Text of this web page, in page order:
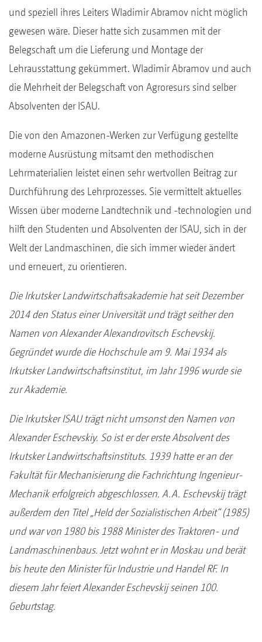
und speziell ihres Leiters Wladimir Abramov nicht möglich
gewesen wäre. Dieser hatte sich zusammen mit der
Belegschaft um die Lieferung und Montage der
Lehrausstattung gekümmert. Wladimir Abramov und auch
die Mehrheit der Belegschaft von Agroresurs sind selber
Absolventen der ISAU.
Die von den Amazonen-Werken zur Verfügung gestellte
moderne Ausrüstung mitsamt den methodischen
Lehrmaterialien leistet einen sehr wertvollen Beitrag zur
Durchführung des Lehrprozesses. Sie vermittelt aktuelles
Wissen über moderne Landtechnik und -technologien und
hilft den Studenten und Absolventen der ISAU, sich in der
Welt der Landmaschinen, die sich immer wieder ändert
und erneuert, zu orientieren.
Die Irkutsker Landwirtschaftsakademie hat seit Dezember
2014 den Status einer Universität und trägt seither den
Namen von Alexander Alexandrovitsch Eschevskij.
Gegründet wurde die Hochschule am 9. Mai 1934 als
Irkutsker Landwirtschaftsinstitut, im Jahr 1996 wurde sie
zur Akademie.
Die Irkutsker ISAU trägt nicht umsonst den Namen von
Alexander Eschevskiy. So ist er der erste Absolvent des
Irkutsker Landwirtschaftsinstituts. 1939 hatte er an der
Fakultät für Mechanisierung die Fachrichtung Ingenieur-
Mechanik erfolgreich abgeschlossen. A.A. Eschevskij trägt
außerdem den Titel „Held der Sozialistischen Arbeit“ (1985)
und war von 1980 bis 1988 Minister des Traktoren- und
Landmaschinenbaus. Jetzt wohnt er in Moskau und berät
bis heute den Minister für Industrie und Handel RF. In
diesem Jahr feiert Alexander Eschevskij seinen 100.
Geburtstag.